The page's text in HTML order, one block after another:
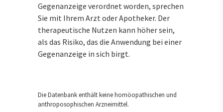
Gegenanzeige verordnet worden, sprechen
Sie mit Ihrem Arzt oder Apotheker. Der
therapeutische Nutzen kann höher sein,
als das Risiko, das die Anwendung bei einer
Gegenanzeige in sich birgt.
Die Datenbank enthält keine homöopathischen und
anthroposophischen Arzneimittel.